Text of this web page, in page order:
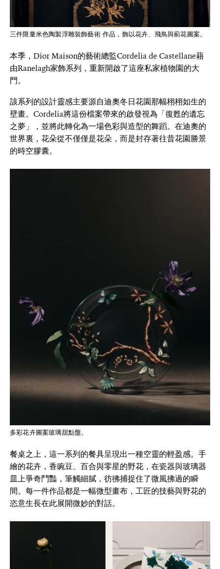
三件限量米色陶製浮雕裝飾藝術 作品，飾以花卉、飛鳥與薊花圖案。
本季，Dior Maison的藝術總監Cordelia de Castellane藉
由Ranelagh家飾系列，重新開啟了這座私家植物園的大
門。
該系列的設計靈感主要源自迪奧冬日花園那幅栩栩如生的
壁畫。Cordelia將這份檔案帶來的啟發視為「復甦的遺忘
之夢」，並將此轉化為一場色彩與造型的舞蹈。在迪奧的
世界裏，花朵從不僅僅是花朵，而是封存著往昔花園勝景
的時空膠囊。
多彩花卉圖案玻璃甜點盤。
餐桌之上，這一系列的餐具呈現出一種空靈的輕盈感。手
繪的花卉，香豌豆、百合與零星的野花，在瓷器與玻璃器
皿上爭奇鬥豔，筆觸細膩，彷彿捕捉住了微風拂過的瞬
間。每一件作品都是一幅微型畫布，工匠的技藝與野花的
恣意生長在此展開微妙的對話。